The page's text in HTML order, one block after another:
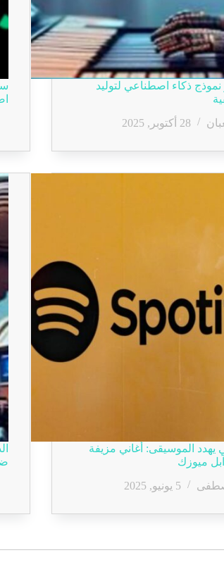
نموذج ذكاء اصطناعي لتوليد
28 أكتوبر, 2025
يهدد الموسيقى: أغاني مزيفة
ميوزك
5 يونيو, 2025